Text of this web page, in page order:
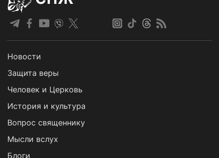
Новости
Защита веры
Человек и Церковь
История и культура
Вопрос священнику
Мысли вслух
Блоги